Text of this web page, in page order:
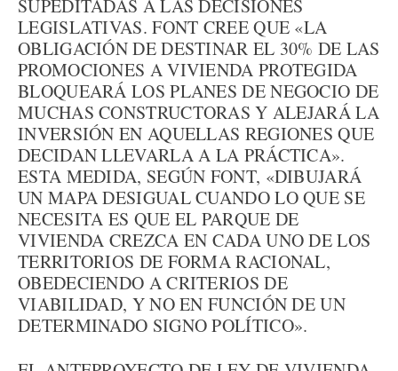
SUPEDITADAS A LAS DECISIONES
LEGISLATIVAS. FONT CREE QUE «LA
OBLIGACIÓN DE DESTINAR EL 30% DE LAS
PROMOCIONES A VIVIENDA PROTEGIDA
BLOQUEARÁ LOS PLANES DE NEGOCIO DE
MUCHAS CONSTRUCTORAS Y ALEJARÁ LA
INVERSIÓN EN AQUELLAS REGIONES QUE
DECIDAN LLEVARLA A LA PRÁCTICA».
ESTA MEDIDA, SEGÚN FONT, «DIBUJARÁ
UN MAPA DESIGUAL CUANDO LO QUE SE
NECESITA ES QUE EL PARQUE DE
VIVIENDA CREZCA EN CADA UNO DE LOS
TERRITORIOS DE FORMA RACIONAL,
OBEDECIENDO A CRITERIOS DE
VIABILIDAD, Y NO EN FUNCIÓN DE UN
DETERMINADO SIGNO POLÍTICO».